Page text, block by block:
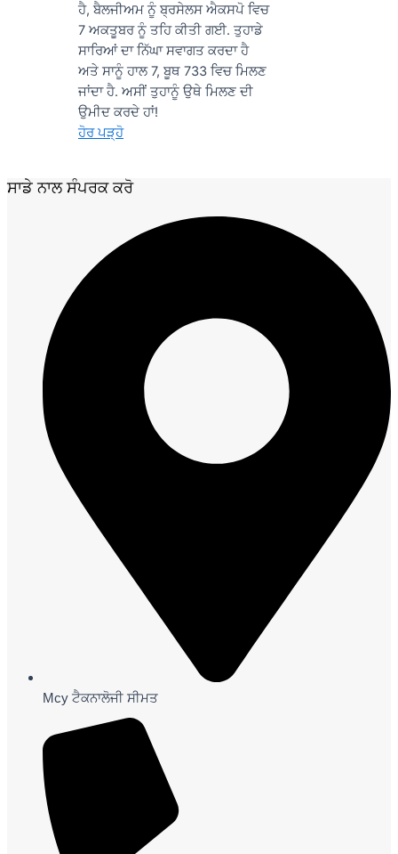
ਹੈ, ਬੈਲਜੀਅਮ ਨੂੰ ਬ੍ਰਸੇਲਸ ਐਕਸਪੋ ਵਿਚ
7 ਅਕਤੂਬਰ ਨੂੰ ਤਹਿ ਕੀਤੀ ਗਈ. ਤੁਹਾਡੇ
ਸਾਰਿਆਂ ਦਾ ਨਿੱਘਾ ਸਵਾਗਤ ਕਰਦਾ ਹੈ
ਅਤੇ ਸਾਨੂੰ ਹਾਲ 7, ਬੂਥ 733 ਵਿਚ ਮਿਲਣ
ਜਾਂਦਾ ਹੈ. ਅਸੀਂ ਤੁਹਾਨੂੰ ਉਥੇ ਮਿਲਣ ਦੀ
ਉਮੀਦ ਕਰਦੇ ਹਾਂ!
ਹੋਰ ਪੜ੍ਹੋ
ਸਾਡੇ ਨਾਲ ਸੰਪਰਕ ਕਰੋ
Mcy ਟੈਕਨਾਲੋਜੀ ਸੀਮਤ